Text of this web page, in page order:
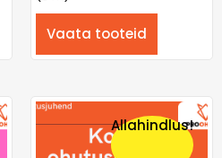
Vaata tooteid
Allahindlus!